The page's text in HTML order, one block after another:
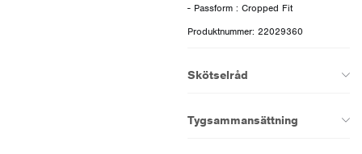
- Passform : Cropped Fit
Produktnummer: 22029360
Skötselråd
Tygsammansättning